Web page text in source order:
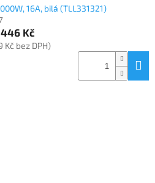
16A, bilá (TLL331321)
446 Kč
Kč bez DPH)